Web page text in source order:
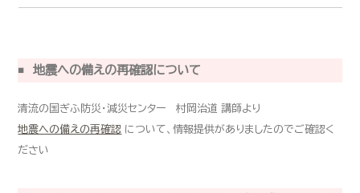
地震への備えの再確認について
清流の国ぎふ防災・減災センター 村岡治道 講師より
地震への備えの再確認 について、情報提供がありましたのでご確認く
ださい